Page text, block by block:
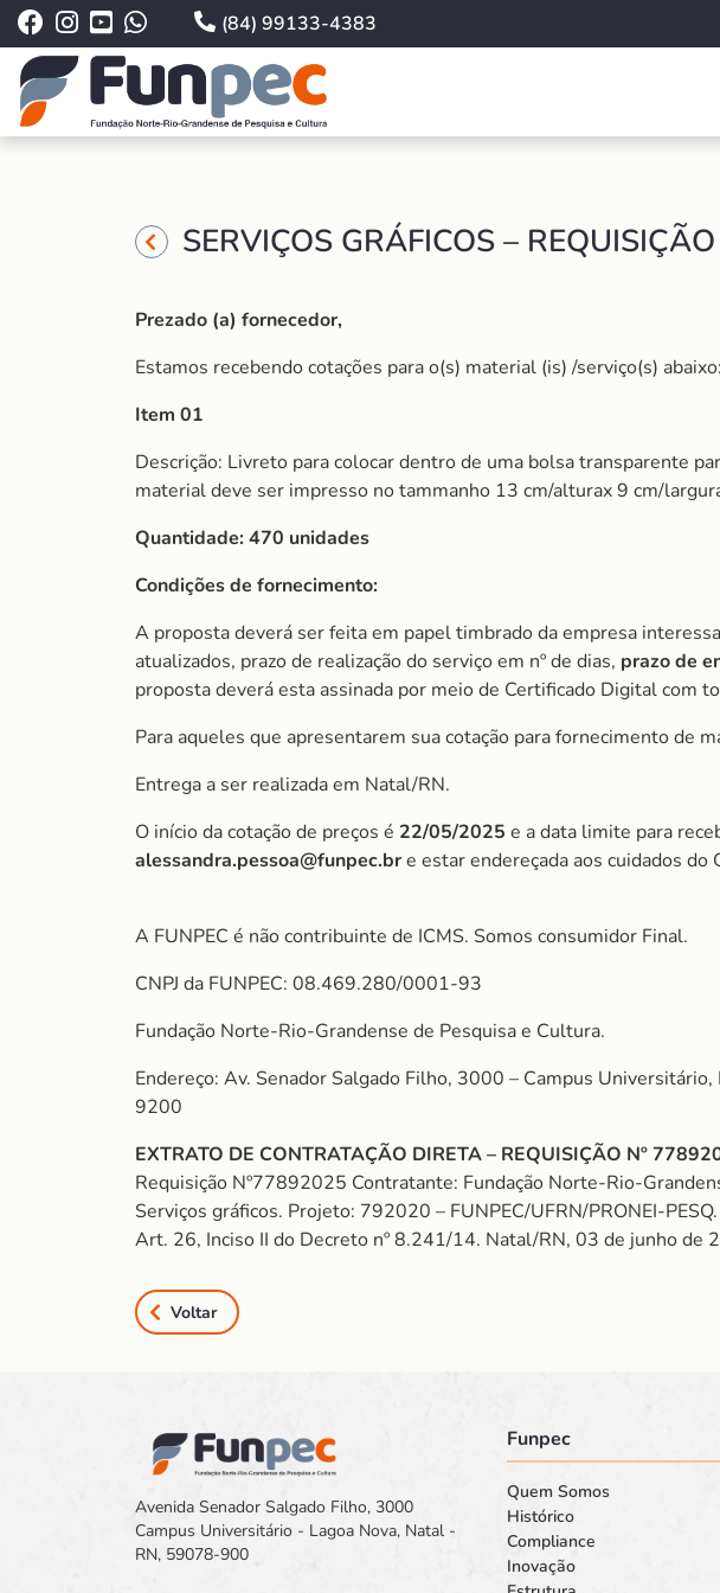
(84) 99133-4383
SERVIÇOS GRÁFICOS –
Prezado (a) fornecedor,
Estamos recebendo cotações para o(s) material (is) /serviço(s) abaixo:
Item 01
Descrição: Livreto para colocar dentro de uma bolsa transparente
material deve ser impresso no tammanho 13 cm/alturax 9 cm/
Quantidade: 470 unidades
Condições de fornecimento:
A proposta deverá ser feita em papel timbrado da empresa
atualizados, prazo de realização do serviço em nº de dias, prazo de
proposta deverá esta assinada por meio de Certificado Digital com
Para aqueles que apresentarem sua cotação para fornecimento de
Entrega a ser realizada em Natal/RN.
O início da cotação de preços é 22/05/2025 e a data limite para
alessandra.pessoa@funpec.bre estar endereçada aos cuidados do
A FUNPEC é não contribuinte de ICMS. Somos consumidor Final.
CNPJ da FUNPEC: 08.469.280/0001-93
Fundação Norte-Rio-Grandense de Pesquisa e Cultura.
Endereço: Av. Senador Salgado Filho, 3000 – Campus
9200
EXTRATO DE CONTRATAÇÃO DIRETA – REQUISIÇÃO Nº
Requisição Nº77892025 Contratante: Fundação Norte-Rio-
Serviços gráficos. Projeto: 792020 – FUNPEC/UFRN/PRONEI-
Art. 26, Inciso II do Decreto nº 8.241/14. Natal/RN, 03 de junho de
Voltar
Avenida Senador Salgado Filho, 3000
Campus Universitário - Lagoa Nova, Natal -
RN, 59078-900
Funpec
Quem Somos
Histórico
Compliance
Inovação